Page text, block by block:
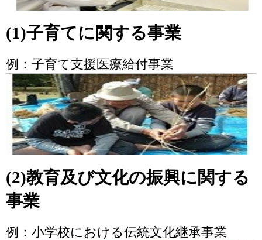
(1)子育てに関する事業
例：子育て支援医療給付事業
(2)教育及び文化の振興に関する
事業
例：小学校における伝統文化継承事業